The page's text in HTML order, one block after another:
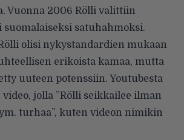
Vuonna 2006 Rölli valittiin
satuhahmoksi.
olisi nykystandardien mukaan
erikoista kamaa, mutta
uuteen potenssiin. Youtubesta
jolla ”Rölli seikkailee ilman
turhaa”, kuten videon nimikin